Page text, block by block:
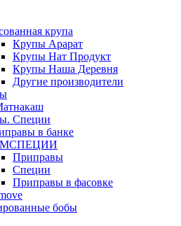
крупа
Крупы Арарат
Крупы Нат Продукт
Крупы Наша Деревня
Другие производители
Специи
в банке
Приправы
Специи
Приправы в фасовке
бобы